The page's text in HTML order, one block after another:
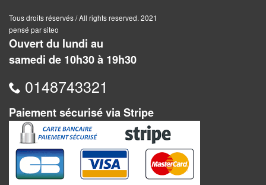
/
Enquête
Jeux
évolutifs
Jeux
abstraits
Extensions
Casse-
Tous droits réservés / All rights reserved. 2021
pensé par siteo
Ouvert du lundi au
samedi de 10h30 à 19h30
0148743321
Paiement sécurisé via Stripe